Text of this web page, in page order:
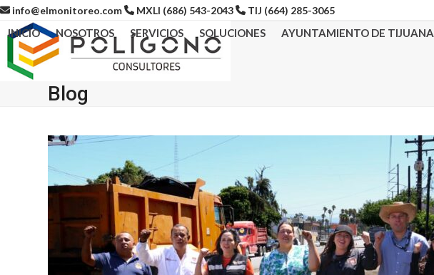
Skip
content
info@elmonitoreo.com MXLI (686) 543-2043 TIJ (664) 285-3065
INICIO NOSOTROS SERVICIOS SOLUCIONES AYUNTAMIENTO DE TIJUANA
Blog